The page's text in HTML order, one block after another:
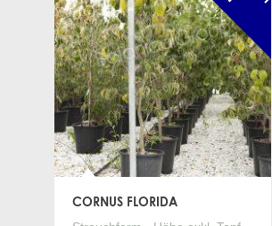
CORNUS FLORIDA